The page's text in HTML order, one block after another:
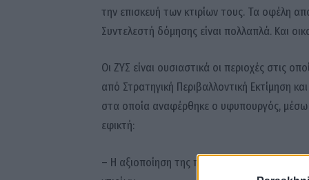
την επισκευή των κτιρίων τους. Τα οφέλη
Συντελεστή δόμησης είναι πολλαπλά. Και
Οι ΖΥΣ είναι ουσιαστικά οι περιοχές στις
από Στρατηγική Περιβαλλοντική Εκτίμηση
στα οποία αναφέρθηκε ο υφυπουργός,
εφικτή:
– Η αξιοποίηση της περίσσειας συντελεστή